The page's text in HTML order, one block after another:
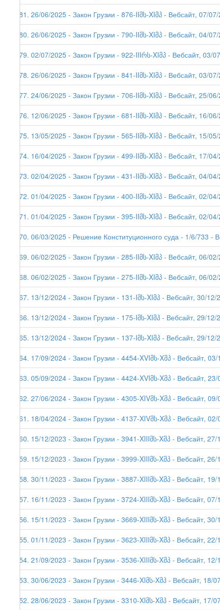
281. 26/06/2025 - Закон Грузии - 876-IIმს-XIმპ - Вебсайт, 07/
280. 26/06/2025 - Закон Грузии - 790-IIმს-XIმპ - Вебсайт, 04/
279. 02/07/2025 - Закон Грузии - 922-IIIრს-XIმპ - Вебсайт, 03/
278. 26/06/2025 - Закон Грузии - 841-IIმს-XIმპ - Вебсайт, 03/
277. 24/06/2025 - Закон Грузии - 706-IIმს-XIმპ - Вебсайт, 25/
276. 12/06/2025 - Закон Грузии - 681-IIმს-XIმპ - Вебсайт, 16/
275. 13/05/2025 - Закон Грузии - 565-IIმს-XIმპ - Вебсайт, 15/
274. 16/04/2025 - Закон Грузии - 499-IIმს-XIმპ - Вебсайт, 17/
273. 02/04/2025 - Закон Грузии - 431-IIმს-XIმპ - Вебсайт, 04/
272. 01/04/2025 - Закон Грузии - 400-IIმს-XIმპ - Вебсайт, 02/
271. 01/04/2025 - Закон Грузии - 395-IIმს-XIმპ - Вебсайт, 02/
270. 06/03/2025 - Решение Конституционного суда - 1/6/733 -
269. 06/02/2025 - Закон Грузии - 285-IIმს-XIმპ - Вебсайт, 06/
268. 06/02/2025 - Закон Грузии - 275-IIმს-XIმპ - Вебсайт, 06/
267. 13/12/2024 - Закон Грузии - 131-Iმს-XIმპ - Вебсайт, 30/12/
266. 13/12/2024 - Закон Грузии - 175-Iმს-XIმპ - Вебсайт, 29/12/
265. 13/12/2024 - Закон Грузии - 137-Iმს-XIმპ - Вебсайт, 29/12/
264. 17/09/2024 - Закон Грузии - 4454-XVIმს-Xმპ - Вебсайт,
263. 05/09/2024 - Закон Грузии - 4424-XVIმს-Xმპ - Вебсайт,
262. 27/06/2024 - Закон Грузии - 4305-XIVმს-Xმპ - Вебсайт,
261. 18/04/2024 - Закон Грузии - 4137-XIVმს-Xმპ - Вебсайт,
260. 15/12/2023 - Закон Грузии - 3941-XIIIმს-Xმპ - Вебсайт,
259. 15/12/2023 - Закон Грузии - 3999-XIIIმს-Xმპ - Вебсайт,
258. 30/11/2023 - Закон Грузии - 3887-XIIIმს-Xმპ - Вебсайт,
257. 16/11/2023 - Закон Грузии - 3724-XIIIმს-Xმპ - Вебсайт,
256. 15/11/2023 - Закон Грузии - 3669-XIIIმს-Xმპ - Вебсайт,
255. 01/11/2023 - Закон Грузии - 3623-XIIIმს-Xმპ - Вебсайт,
254. 21/09/2023 - Закон Грузии - 3536-XIIIმს-Xმპ - Вебсайт,
253. 30/06/2023 - Закон Грузии - 3446-XIმს-Xმპ - Вебсайт, 18/
252. 28/06/2023 - Закон Грузии - 3310-XIმს-Xმპ - Вебсайт, 17/